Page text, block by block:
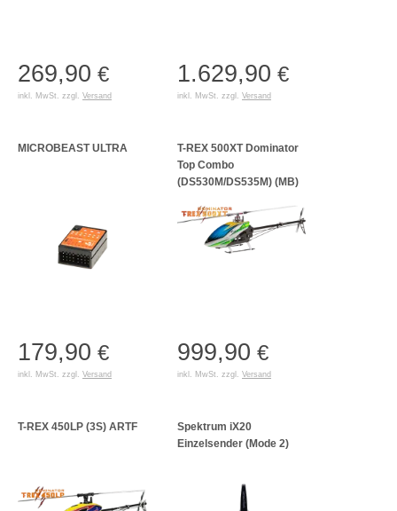
269,90 €
inkl. MwSt. zzgl. Versand
1.629,90 €
inkl. MwSt. zzgl. Versand
MICROBEAST ULTRA
179,90 €
inkl. MwSt. zzgl. Versand
T-REX 500XT Dominator
Top Combo
(DS530M/DS535M) (MB)
999,90 €
inkl. MwSt. zzgl. Versand
T-REX 450LP (3S) ARTF
Spektrum iX20
Einzelsender (Mode 2)